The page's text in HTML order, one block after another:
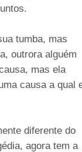
tumba, mas
outrora alguém
mas ela
causa a qual
diferente do
agora tem a